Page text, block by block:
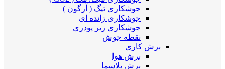
جوشکاری تیگ ( آرگون )
جوشکاری زائده ای
جوشکاری زیر پودری
نقطه جوش
برش کاری
برش هوا
برش پلاسما